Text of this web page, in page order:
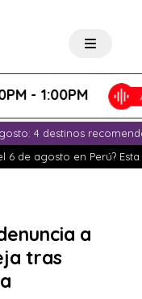
1:00PM
4 destinos
6 de agosto en Perú?
a
tras